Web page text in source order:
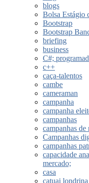
blogs
Bolsa Estágio
Bootstrap
Bootstrap
briefing
business
C#;
c++
caça-talentos
cambe
cameraman
campanha
campanha
campanhas
campanhas
Campanhas
campanhas
capacidade
mercado;
casa
catuai londrina